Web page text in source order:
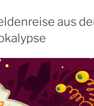
aus